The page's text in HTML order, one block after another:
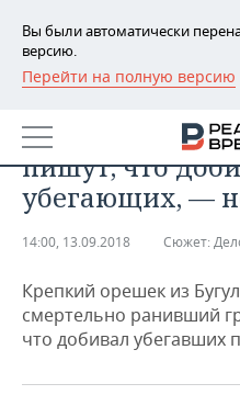
Вы были автоматически
версию.
Перейти на полную версию
РЕГИОНЫ
БАШКОРТОСТАН
ТАТАРСТАН
НОВОСТИ
АНАЛИТИКА
ДЕКЛАРАЦИИ О
КОРОЛИ ГОСЗАКАЗА
ВУЗЫ ТАТАРСТАНА
НОВОСТИ ЭКОНОМИКИ
ФИНАНСЫ
БАНКИ
ПРОМЫШЛЕННОСТЬ
НОВОСТИ
ПРОМЫШЛЕННОСТИ
НЕДВИЖИМОСТЬ
НОВОСТИ
АВТО
Евгений
пишут, что
убегающих, —
14:00, 13.09.2018 Сюжет:
Крепкий орешек из
смертельно ранивший
что добивал убегавших